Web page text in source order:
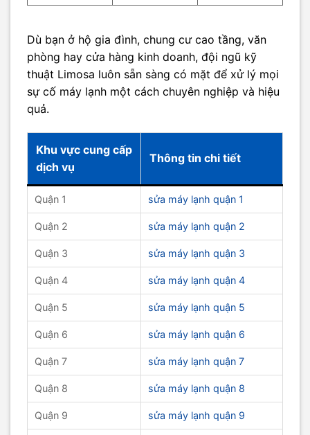
Dù bạn ở hộ gia đình, chung cư cao tầng, văn
phòng hay cửa hàng kinh doanh, đội ngũ kỹ
thuật Limosa luôn sẵn sàng có mặt để xử lý mọi
sự cố máy lạnh một cách chuyên nghiệp và hiệu
quả.
Khu vực cung cấp
dịch vụ
Thông tin chi tiết
Quận 1 sửa máy lạnh quận 1
Quận 2 sửa máy lạnh quận 2
Quận 3 sửa máy lạnh quận 3
Quận 4 sửa máy lạnh quận 4
Quận 5 sửa máy lạnh quận 5
Quận 6 sửa máy lạnh quận 6
Quận 7 sửa máy lạnh quận 7
Quận 8 sửa máy lạnh quận 8
Quận 9 sửa máy lạnh quận 9